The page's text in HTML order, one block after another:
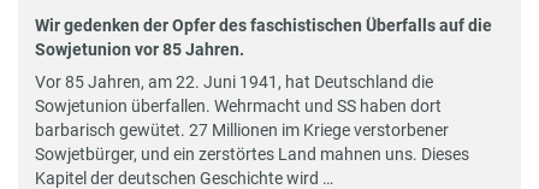
Wir gedenken der Opfer des faschistischen Überfalls auf die
Sowjetunion vor 85 Jahren.
Vor 85 Jahren, am 22. Juni 1941, hat Deutschland die
Sowjetunion überfallen. Wehrmacht und SS haben dort
barbarisch gewütet. 27 Millionen im Kriege verstorbener
Sowjetbürger, und ein zerstörtes Land mahnen uns. Dieses
Kapitel der deutschen Geschichte wird …